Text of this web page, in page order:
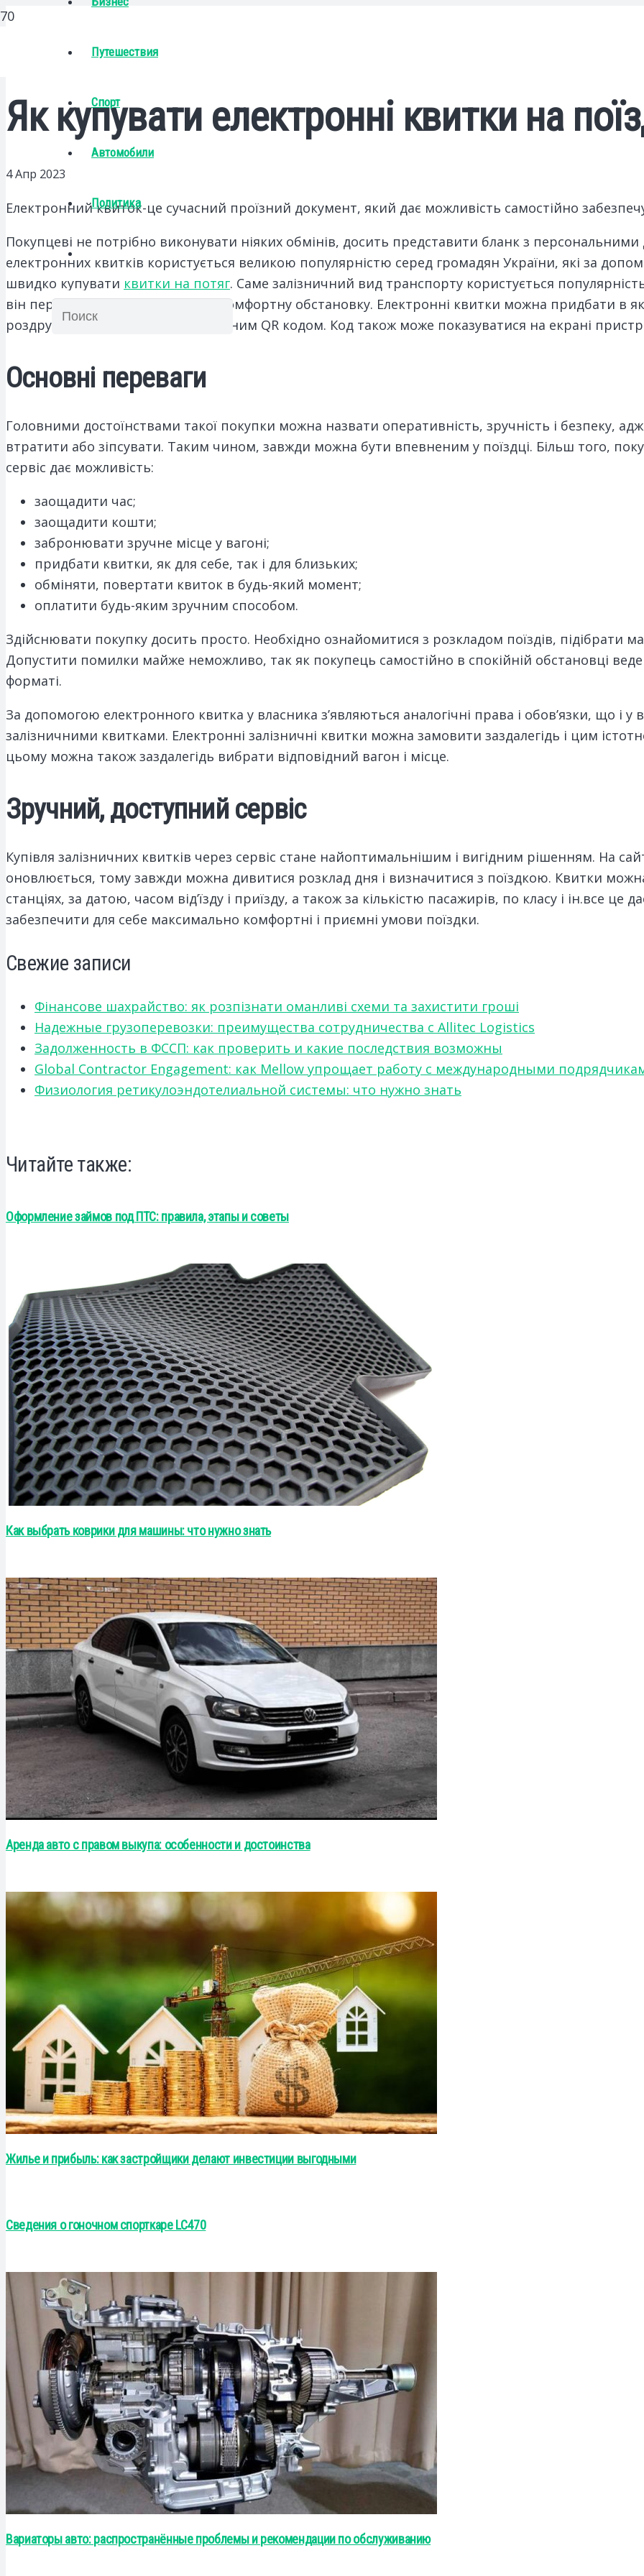
Путешествия
Спорт
Автомобили
Политика
Як купувати електронні квитки на
4 Апр 2023
Електронний квиток-це сучасний проїзний документ, який дає можливість самостійно
Покупцеві не потрібно виконувати ніяких обмінів, досить представити бланк з
електронних квитків користується великою популярністю серед громадян України, які за
швидко купувати квитки на потяг. Саме залізничний вид транспорту користується
він передбачає більш спокійну і комфортну обстановку. Електронні квитки можна придбати в
роздрукованого бланка з відповідним QR кодом. Код також може показуватися на екрані
Основні переваги
Головними достоїнствами такої покупки можна назвати оперативність, зручність і безпеку,
втратити або зіпсувати. Таким чином, завжди можна бути впевненим у поїздці. Більш того,
сервіс дає можливість:
заощадити час;
заощадити кошти;
забронювати зручне місце у вагоні;
придбати квитки, як для себе, так і для близьких;
обміняти, повертати квиток в будь-який момент;
оплатити будь-яким зручним способом.
Здійснювати покупку досить просто. Необхідно ознайомитися з розкладом поїздів, підібрати
Допустити помилки майже неможливо, так як покупець самостійно в спокійній обстановці веде
форматі.
За допомогою електронного квитка у власника з’являються аналогічні права і обов’язки, що і
залізничними квитками. Електронні залізничні квитки можна замовити заздалегідь і цим
цьому можна також заздалегідь вибрати відповідний вагон і місце.
Зручний, доступний сервіс
Купівля залізничних квитків через сервіс стане найоптимальнішим і вигідним рішенням. На
оновлюється, тому завжди можна дивитися розклад дня і визначитися з поїздкою. Квитки
станціях, за датою, часом від’їзду і приїзду, а також за кількістю пасажирів, по класу і ін.все це
забезпечити для себе максимально комфортні і приємні умови поїздки.
Свежие записи
Фінансове шахрайство: як розпізнати оманливі схеми та захистити гроші
Надежные грузоперевозки: преимущества сотрудничества с Allitec Logistics
Задолженность в ФССП: как проверить и какие последствия возможны
Global Contractor Engagement: как Mellow упрощает работу с международными
Физиология ретикулоэндотелиальной системы: что нужно знать
Читайте также:
Оформление займов под ПТС: правила, этапы и советы
Как выбрать коврики для машины: что нужно знать
Аренда авто с правом выкупа: особенности и достоинства
Жилье и прибыль: как застройщики делают инвестиции выгодными
Сведения о гоночном спорткаре LC470
Вариаторы авто: распространённые проблемы и рекомендации по обслуживанию